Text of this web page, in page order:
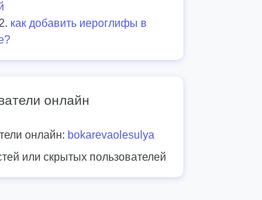
как добавить иероглифы в
онлайн
онлайн: bokarevaolesulya
или скрытых пользователей